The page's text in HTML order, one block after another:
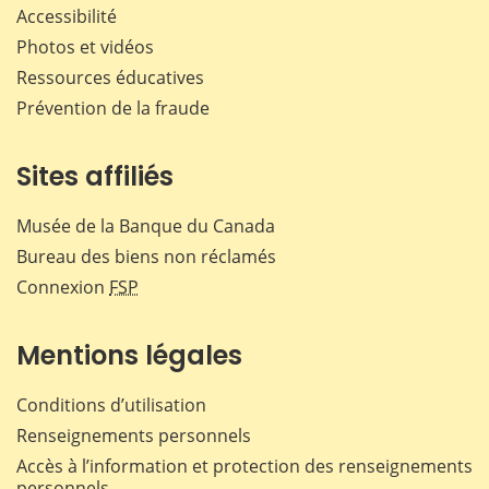
Accessibilité
Photos et vidéos
Ressources éducatives
Prévention de la fraude
Sites affiliés
Musée de la Banque du Canada
Bureau des biens non réclamés
Connexion FSP
Mentions légales
Conditions d’utilisation
Renseignements personnels
Accès à l’information et protection des renseignements